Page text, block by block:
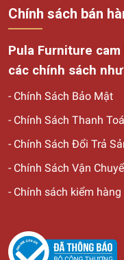
Ghế Bệt Illua-S -
Ghế Pula Main PM05S
Ghế Pula Main PM12
Ghế Pula Main PM05
Chính sách bán
Pula Furniture
các chính sách
- Chính Sách Bảo Mật
- Chính Sách Thanh
- Chính Sách Đổi Trả
- Chính Sách Vận
- Chính sách kiểm hàng